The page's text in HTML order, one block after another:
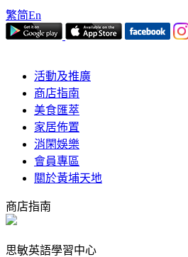
繁简En
活動及推廣
商店指南
美食匯萃
家居佈置
消閑娛樂
會員專區
關於黃埔天地
商店指南
思敏英語學習中心